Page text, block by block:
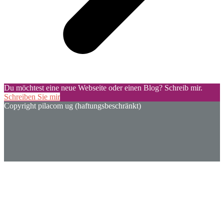
Du möchtest eine neue Webseite oder einen Blog? Schreib mir.
Schreiben Sie mir
Copyright pilacom ug (haftungsbeschränkt)